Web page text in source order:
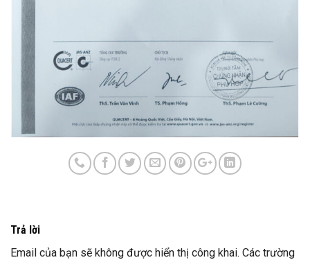
Trả lời
Email của bạn sẽ không được hiển thị công khai. Các trường